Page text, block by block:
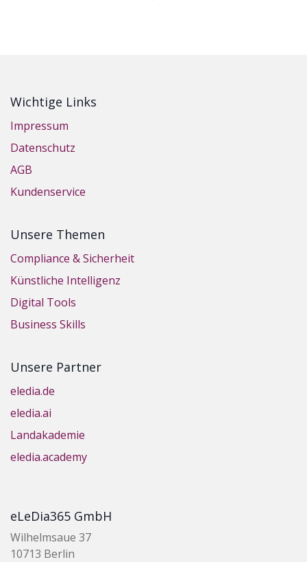
Wichtige Links
Impressum
Datenschutz
AGB
Kundenservice
Unsere Themen
Compliance & Sicherheit
Künstliche Intelligenz
Digital Tools
Business Skills
Unsere Partner
eledia.de
eledia.ai
Landakademie
eledia.academy
eLeDia365 GmbH
Wilhelmsaue 37
10713 Berlin